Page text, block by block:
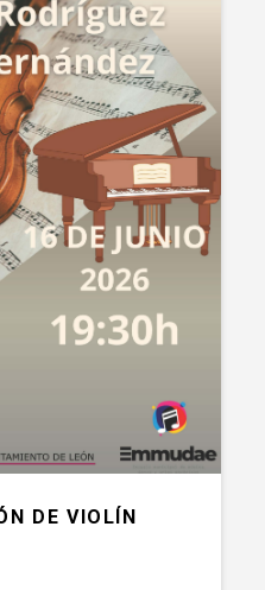
DE VIOLÍN